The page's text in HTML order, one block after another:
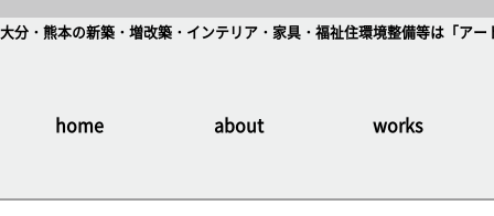
大分・熊本の新築・増改築・インテリア・家具・福祉住環境整備等は「ア
home about works